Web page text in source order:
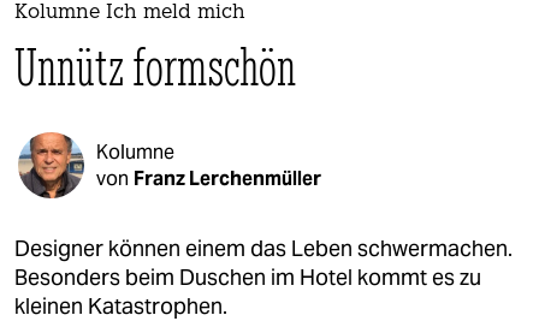
themen
politik
öko
gesellschaft
kultur
sport
Kolumne Ich meld mich
Unnütz formschön
Kolumne
von Franz Lerchenmüller
Designer können einem das Leben schwermachen.
Besonders beim Duschen im Hotel kommt es zu
kleinen Katastrophen.